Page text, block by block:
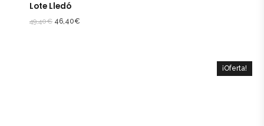
Lote Lledó
49,40€ 46,40€
¡Oferta!